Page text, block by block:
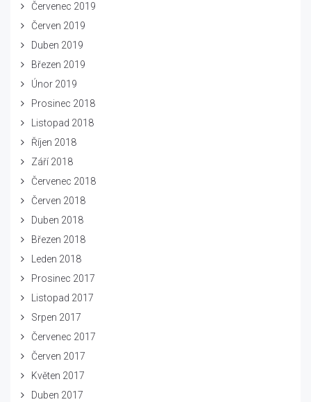
Červenec 2019
Červen 2019
Duben 2019
Březen 2019
Únor 2019
Prosinec 2018
Listopad 2018
Říjen 2018
Září 2018
Červenec 2018
Červen 2018
Duben 2018
Březen 2018
Leden 2018
Prosinec 2017
Listopad 2017
Srpen 2017
Červenec 2017
Červen 2017
Květen 2017
Duben 2017